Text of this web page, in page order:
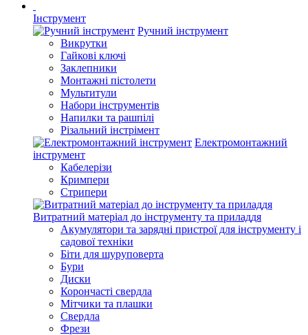
Інструмент
Ручний інструмент
Викрутки
Гайкові ключі
Заклепники
Монтажні пістолети
Мультитули
Набори інструментів
Напилки та рашпілі
Різальний інстрімент
Електромонтажний
інструмент
Кабелерізи
Кримпери
Стрипери
Витратний матеріал до інструменту та приладдя
Акумулятори та зарядні пристрої для інструменту і
садової техніки
Біти для шуруповерта
Бури
Диски
Корончасті свердла
Мітчики та плашки
Свердла
Фрези